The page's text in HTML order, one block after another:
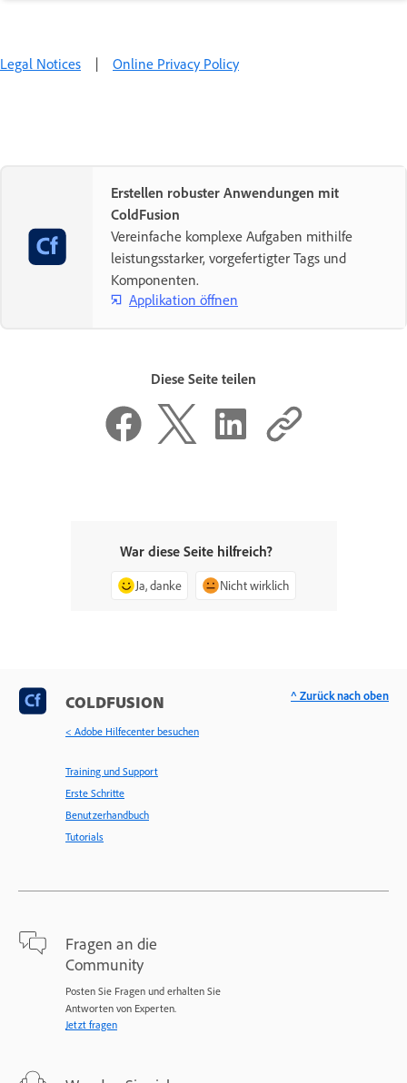
Legal Notices | Online Privacy Policy
Erstellen robuster Anwendungen mit
ColdFusion
Vereinfache komplexe Aufgaben mithilfe
leistungsstarker, vorgefertigter Tags und
Komponenten.
Applikation öffnen
Diese Seite teilen
War diese Seite hilfreich?
Ja, danke Nicht wirklich
COLDFUSION
< Adobe Hilfecenter besuchen
Training und Support
Erste Schritte
Benutzerhandbuch
Tutorials
Fragen an die
Community
Posten Sie Fragen und erhalten Sie
Antworten von Experten.
Jetzt fragen
^ Zurück nach oben